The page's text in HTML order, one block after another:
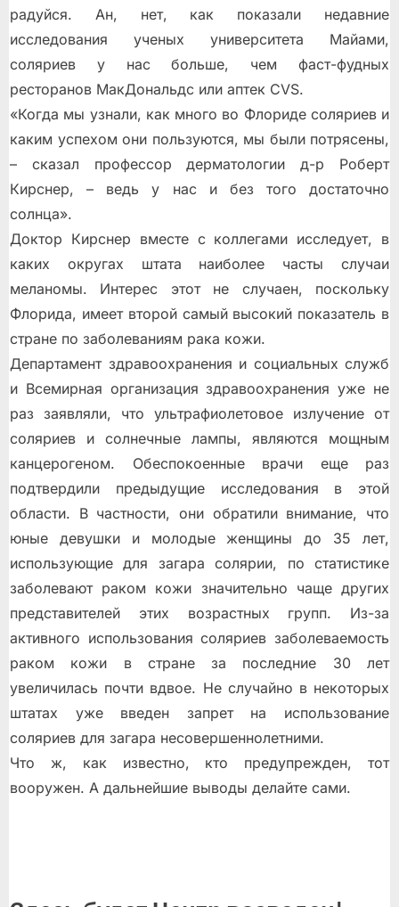
радуйся. Ан, нет, как показали недавние
исследования ученых университета Майами,
соляриев у нас больше, чем фаст-фудных
ресторанов МакДональдс или аптек CVS.
«Когда мы узнали, как много во Флориде соляриев и
каким успехом они пользуются, мы были потрясены,
– сказал профессор дерматологии д-р Роберт
Кирснер, – ведь у нас и без того достаточно
солнца».
Доктор Кирснер вместе с коллегами исследует, в
каких округах штата наиболее часты случаи
меланомы. Интерес этот не случаен, поскольку
Флорида, имеет второй самый высокий показатель в
стране по заболеваниям рака кожи.
Департамент здравоохранения и социальных служб
и Всемирная организация здравоохранения уже не
раз заявляли, что ультрафиолетовое излучение от
соляриев и солнечные лампы, являются мощным
канцерогеном. Обеспокоенные врачи еще раз
подтвердили предыдущие исследования в этой
области. В частности, они обратили внимание, что
юные девушки и молодые женщины до 35 лет,
использующие для загара солярии, по статистике
заболевают раком кожи значительно чаще других
представителей этих возрастных групп. Из-за
активного использования соляриев заболеваемость
раком кожи в стране за последние 30 лет
увеличилась почти вдвое. Не случайно в некоторых
штатах уже введен запрет на использование
соляриев для загара несовершеннолетними.
Что ж, как известно, кто предупрежден, тот
вооружен. А дальнейшие выводы делайте сами.